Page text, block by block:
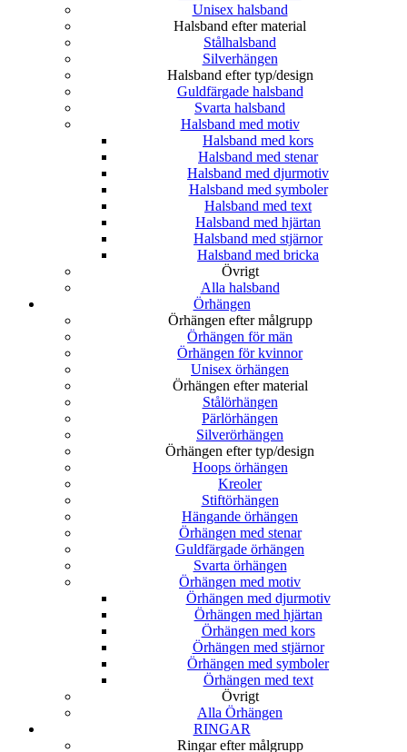
Unisex halsband
Halsband efter material
Stålhalsband
Silverhängen
Halsband efter typ/design
Guldfärgade halsband
Svarta halsband
Halsband med motiv
Halsband med kors
Halsband med stenar
Halsband med djurmotiv
Halsband med symboler
Halsband med text
Halsband med hjärtan
Halsband med stjärnor
Halsband med bricka
Övrigt
Alla halsband
Örhängen
Örhängen efter målgrupp
Örhängen för män
Örhängen för kvinnor
Unisex örhängen
Örhängen efter material
Stålörhängen
Pärlörhängen
Silverörhängen
Örhängen efter typ/design
Hoops örhängen
Kreoler
Stiftörhängen
Hängande örhängen
Örhängen med stenar
Guldfärgade örhängen
Svarta örhängen
Örhängen med motiv
Örhängen med djurmotiv
Örhängen med hjärtan
Örhängen med kors
Örhängen med stjärnor
Örhängen med symboler
Örhängen med text
Övrigt
Alla Örhängen
RINGAR
Ringar efter målgrupp